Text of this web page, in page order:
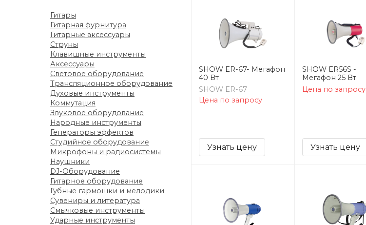
Гитары
Гитарная фурнитура
Гитарные аксессуары
Струны
Клавишные инструменты
Аксессуары
Световое оборудование
Трансляционное оборудование
Духовые инструменты
Коммутация
Звуковое оборудование
Народные инструменты
Генераторы эффектов
Студийное оборудование
Микрофоны и радиосистемы
Наушники
DJ-Оборудование
Гитарное оборудование
Губные гармошки и мелодики
Сувениры и литература
Смычковые инструменты
Ударные инструменты
SHOW ER-67- Мегафон
40 Вт
SHOW ER-67
Цена по запросу
Узнать цену
SHOW ER56S -
Мегафон 25 Вт
Цена по запросу
Узнать цену